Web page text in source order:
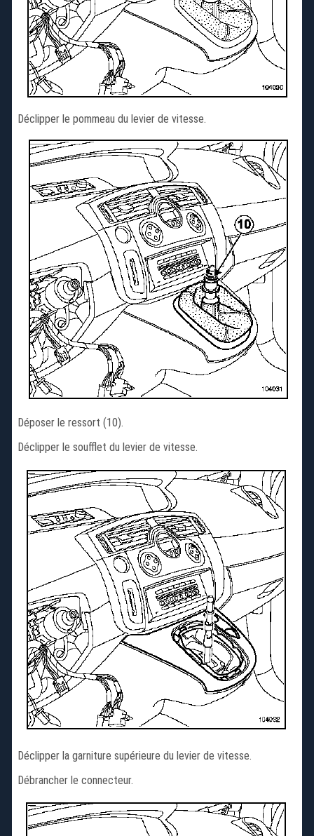
Déclipper le pommeau du levier de vitesse.
Déposer le ressort (10).
Déclipper le soufflet du levier de vitesse.
Déclipper la garniture supérieure du levier de vitesse.
Débrancher le connecteur.